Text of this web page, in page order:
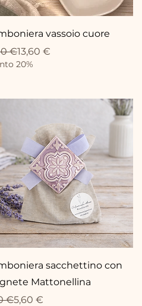
vassoio cuore
original
€
promotionnel
13,60 €
20%
sacchettino con
Mattonellina
original
€
promotionnel
5,60 €